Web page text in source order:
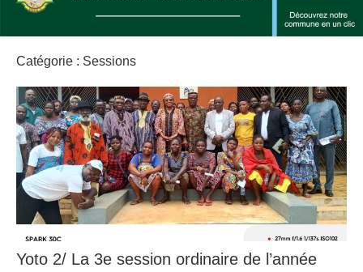
Catégorie : Sessions
Yoto 2/ La 3e session ordinaire de l’année